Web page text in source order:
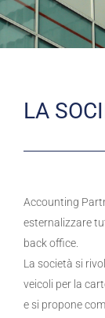
LA
Accounting
esternalizzare
back office.
La società si
veicoli per la
e si propone